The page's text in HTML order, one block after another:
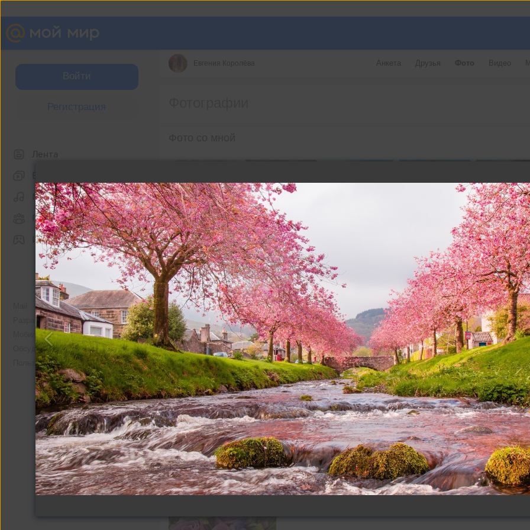
Войти
Лента
Музыка
Группы
Игры
О компании
Реклама
Разработчикам
Мобильная версия
Помощь
Обсудить проект
Пользовательское соглашение
Евгения Королёва Анкета Друзья Фото Видео
Другие альбомы